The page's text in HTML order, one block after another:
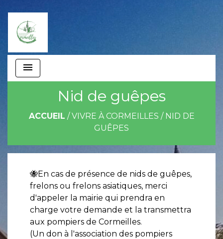
menu
Nid de guêpes
ACCUEIL /VIVRE À CORMEILLES / NID DE
GUÊPES
🐝En cas de présence de nids de guêpes,
frelons ou frelons asiatiques, merci
d'appeler la mairie qui prendra en
charge votre demande et la transmettra
aux pompiers de Cormeilles.
(Un don à l'association des pompiers